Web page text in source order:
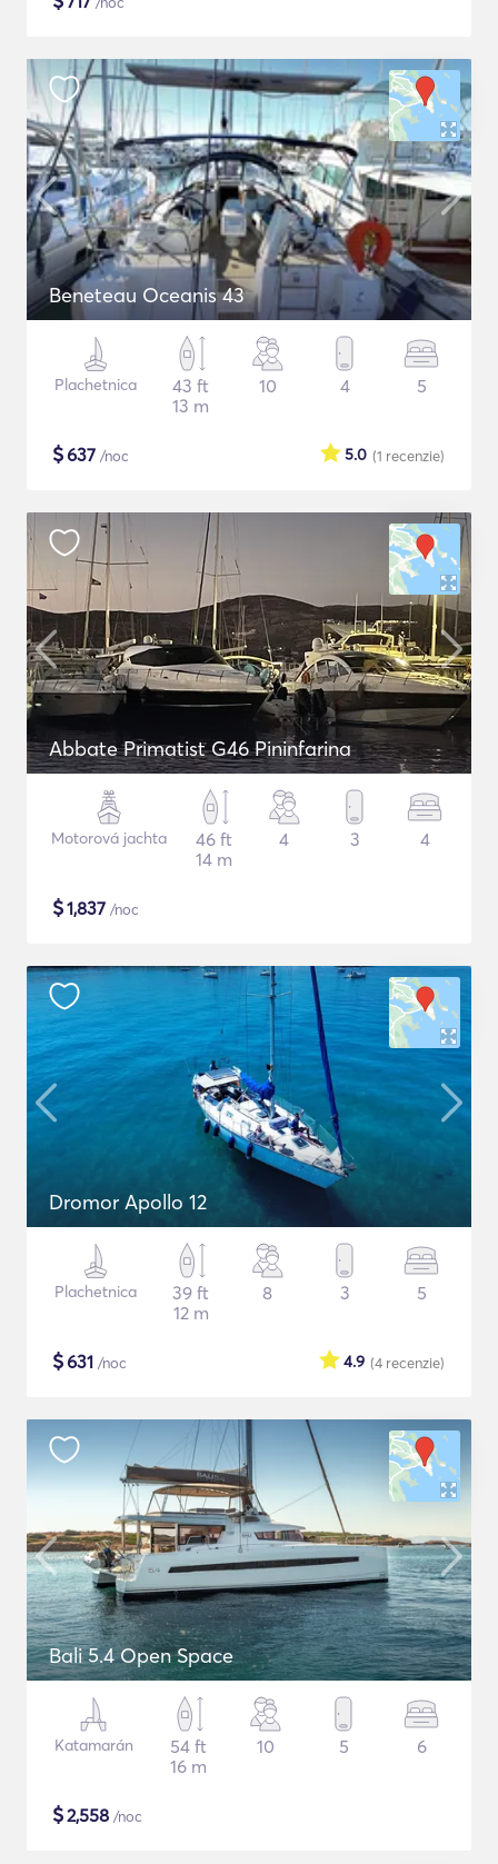
Beneteau Oceanis 43
Plachetnica
43 ft
13 m
10 4 5
$637 /noc (1 recenzie)
5.0
Abbate Primatist G46 Pininfarina
Motorová jachta
46 ft
14 m
4 3 4
$1,837 /noc
Dromor Apollo 12
Plachetnica
39 ft
12 m
8 3 5
$631 /noc (4 recenzie)
4.9
Bali 5.4 Open Space
Katamarán
54 ft
16 m
10 5 6
$2,558 /noc